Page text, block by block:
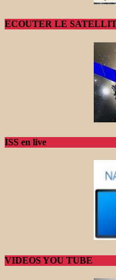
ECOUTER LE
ISS en live
VIDEOS YOU TUBE